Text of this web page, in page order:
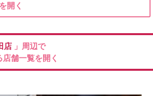
開く
店 」周辺で
舗一覧を開く